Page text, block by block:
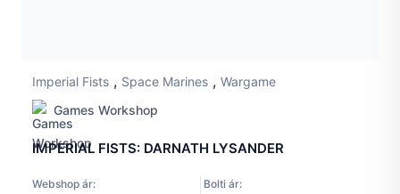
Imperial Fists , Space Marines , Wargame
Games Workshop
IMPERIAL FISTS: DARNATH LYSANDER
Webshop ár: Bolti ár: